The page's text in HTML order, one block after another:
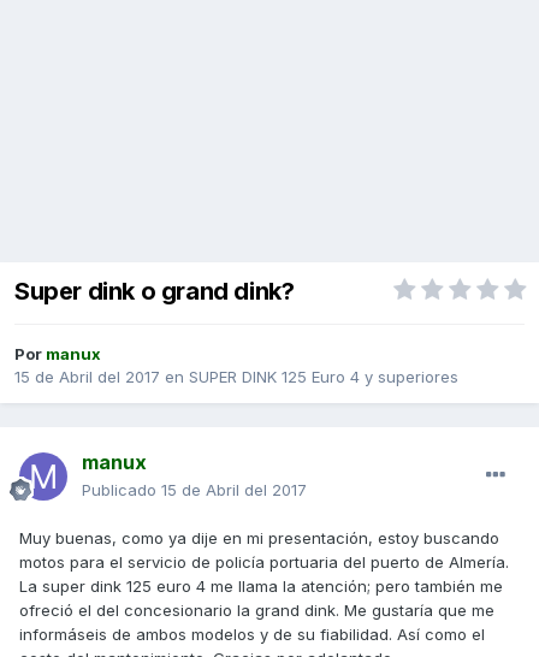
Super dink o grand dink?
Por manux
15 de Abril del 2017 en SUPER DINK 125 Euro 4 y superiores
manux
Publicado 15 de Abril del 2017
Muy buenas, como ya dije en mi presentación, estoy buscando
motos para el servicio de policía portuaria del puerto de Almería.
La super dink 125 euro 4 me llama la atención; pero también me
ofreció el del concesionario la grand dink. Me gustaría que me
informáseis de ambos modelos y de su fiabilidad. Así como el